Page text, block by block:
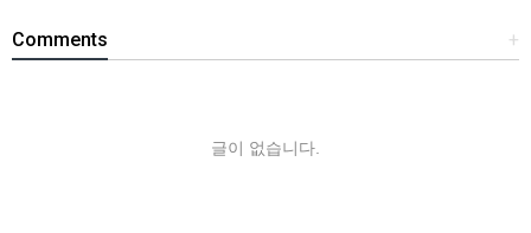
+
Comments
글이 없습니다.